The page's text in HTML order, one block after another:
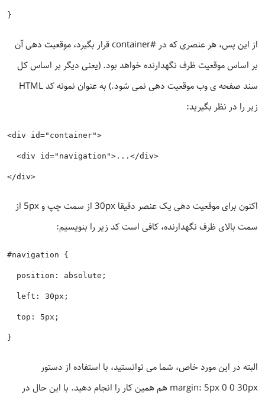
از این پس، هر عنصری که در #container قرار بگیرد، موقعیت دهی آن
بر اساس موقعیت ظرف نگهدارنده خواهد بود. (یعنی دیگر بر اساس کل
سند صفحه ی وب موقعیت دهی نمی شود.) به عنوان نمونه کد HTML
زیر را در نظر بگیرید:
<div id="container">
  <div id="navigation">...</div>
اکنون برای موقعیت دهی یک عنصر دقیقا 30px از سمت چپ و 5px از
سمت بالای ظرف نگهدارنده، کافی است کد زیر را بنویسیم:
#navigation {
  position: absolute;
  left: 30px;
  top: 5px;
البته در این مورد خاص، شما می توانستید، با استفاده از دستور
margin: 5px 0 0 30px هم همین کار را انجام دهید. با این حال در